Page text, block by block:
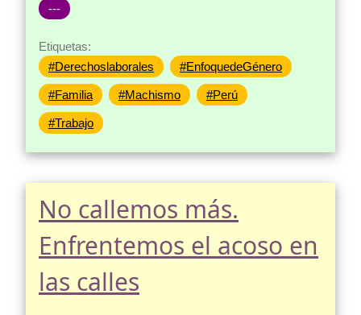
---
Etiquetas:
#Derechoslaborales
#EnfoquedeGénero
#Familia #Machismo #Perú
#Trabajo
No callemos más.
Enfrentemos el acoso en
las calles